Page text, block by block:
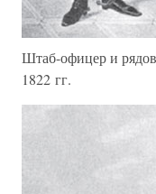
Штаб-офицер и
1822 гг.